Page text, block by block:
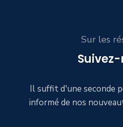
Sur les
Il suffit d'une seconde
informé de nos